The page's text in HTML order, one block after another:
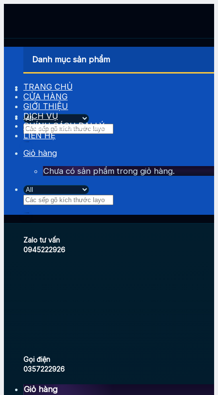
Tìm
kiếm:
Zalo tư vấn
0945222926
Gọi điện
0357222926
Giỏ hàng
Danh mục sản phẩm
TRANG CHỦ
CỬA HÀNG
GIỚI THIỆU
DỊCH VỤ
CHÍNH SÁCH ĐẠI LÝ
LIÊN HỆ
Giỏ hàng
Chưa có sản phẩm trong giỏ hàng.
Tìm
kiếm: